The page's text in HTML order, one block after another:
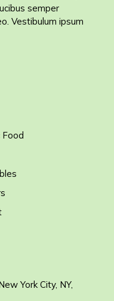
semper
Vestibulum ipsum
Food
York City, NY,